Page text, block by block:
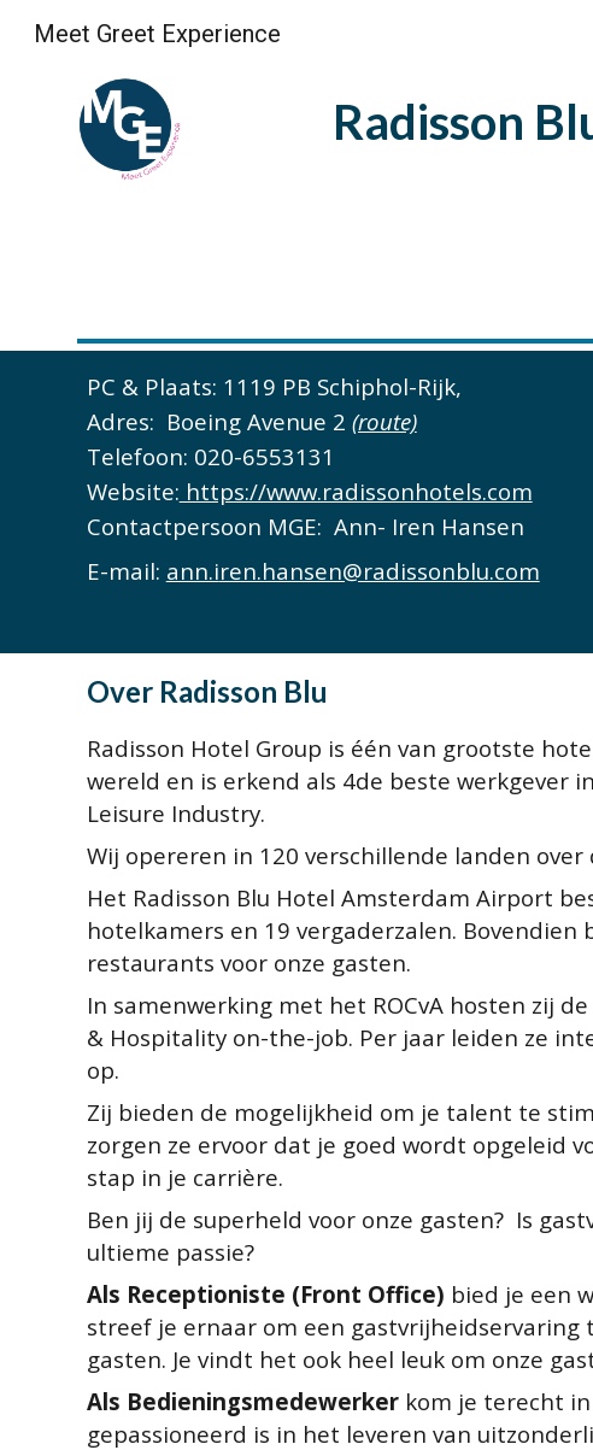
Meet Greet Experience
Radisson
PC & Plaats: 1119 PB Schiphol-Rijk,
Adres: Boeing Avenue 2 (route)
Telefoon: 020-6553131
Website: https://www.radissonhotels.com
Contactpersoon MGE: Ann- Iren Hansen
E-mail: ann.iren.hansen@radissonblu.com
Over Radisson Blu
Radisson Hotel Group is één van grootste
wereld en is erkend als 4de beste werkgever
Leisure Industry.
Wij opereren in 120 verschillende landen over
Het Radisson Blu Hotel Amsterdam Airport
hotelkamers en 19 vergaderzalen. Bovendien
restaurants voor onze gasten.
In samenwerking met het ROCvA hosten zij
& Hospitality on-the-job. Per jaar leiden ze
op.
Zij bieden de mogelijkheid om je talent te
zorgen ze ervoor dat je goed wordt opgeleid
stap in je carrière.
Ben jij de superheld voor onze gasten?  Is
ultieme passie?
Als Receptioniste (Front Office) bied je een
streef je ernaar om een gastvrijheidservaring
gasten. Je vindt het ook heel leuk om onze
Als Bedieningsmedewerker kom je terecht
gepassioneerd is in het leveren van